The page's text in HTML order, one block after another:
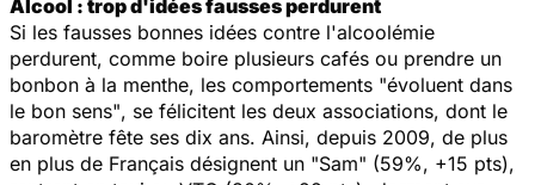
Alcool : trop d'idées fausses perdurent
Si les fausses bonnes idées contre l'alcoolémie
perdurent, comme boire plusieurs cafés ou prendre un
bonbon à la menthe, les comportements "évoluent dans
le bon sens", se félicitent les deux associations, dont le
baromètre fête ses dix ans. Ainsi, depuis 2009, de plus
en plus de Français désignent un "Sam" (59%, +15 pts),